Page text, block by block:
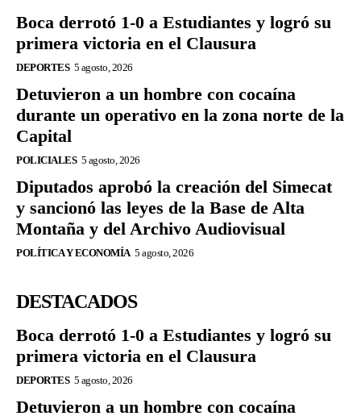
Boca derrotó 1-0 a Estudiantes y logró su
primera victoria en el Clausura
DEPORTES 5 agosto, 2026
Detuvieron a un hombre con cocaína
durante un operativo en la zona norte de la
Capital
POLICIALES 5 agosto, 2026
Diputados aprobó la creación del Simecat
y sancionó las leyes de la Base de Alta
Montaña y del Archivo Audiovisual
POLÍTICA Y ECONOMÍA 5 agosto, 2026
DESTACADOS
Boca derrotó 1-0 a Estudiantes y logró su
primera victoria en el Clausura
DEPORTES 5 agosto, 2026
Detuvieron a un hombre con cocaína